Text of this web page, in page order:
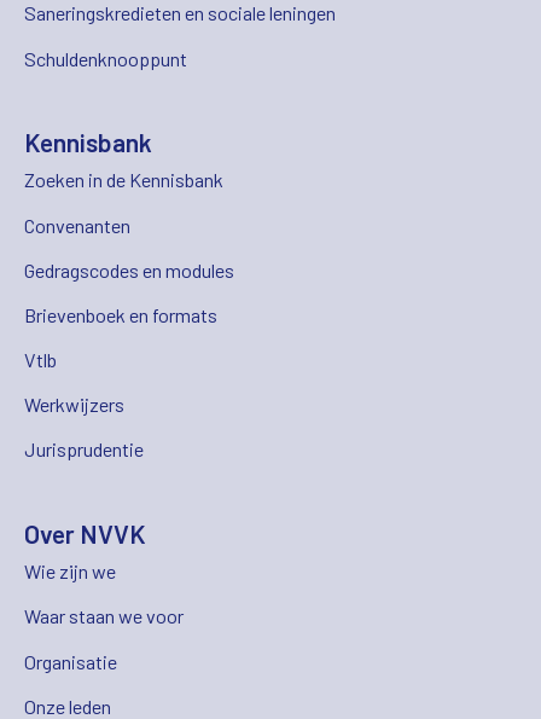
Saneringskredieten en sociale leningen
Schuldenknooppunt
Kennisbank
Zoeken in de Kennisbank
Convenanten
Gedragscodes en modules
Brievenboek en formats
Vtlb
Werkwijzers
Jurisprudentie
Over NVVK
Wie zijn we
Waar staan we voor
Organisatie
Onze leden